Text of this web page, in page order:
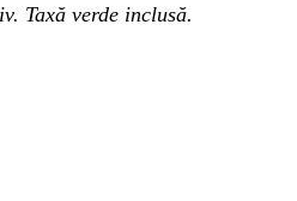
Taxă verde inclusă.